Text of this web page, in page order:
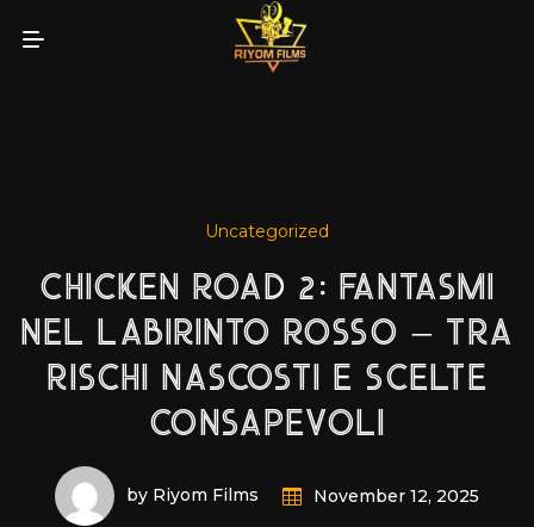
Uncategorized
CHICKEN ROAD 2: FANTASMI
NEL LABIRINTO ROSSO – TRA
RISCHI NASCOSTI E SCELTE
CONSAPEVOLI
by Riyom Films November 12, 2025